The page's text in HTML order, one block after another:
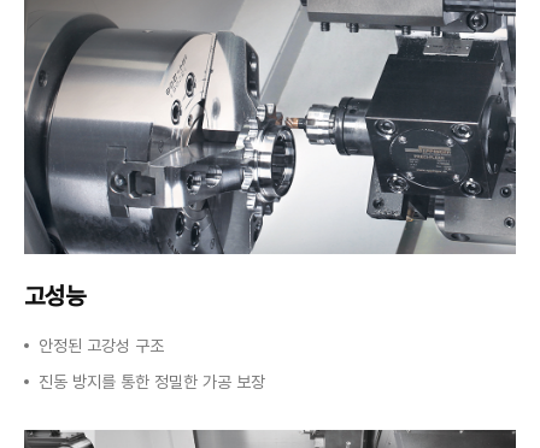
고성능
안정된 고강성 구조
진동 방지를 통한 정밀한 가공 보장